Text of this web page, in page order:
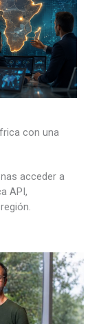
con una
acceder a
API,